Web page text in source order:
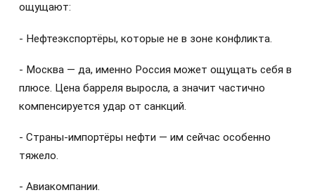
ощущают:
- Нефтеэкспортёры, которые не в зоне конфликта.
- Москва — да, именно Россия может ощущать себя в
плюсе. Цена барреля выросла, а значит частично
компенсируется удар от санкций.
- Страны-импортёры нефти — им сейчас особенно
тяжело.
- Авиакомпании.